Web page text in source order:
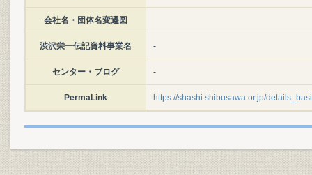
会社名・団体名変遷図
渋沢栄一伝記資料事業名 -
センター・ブログ -
PermaLink https://shashi.shibusawa.or.jp/